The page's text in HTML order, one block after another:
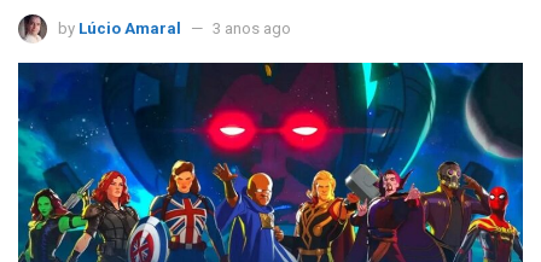
by Lúcio Amaral 3 anos ago